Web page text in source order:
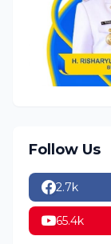
Follow Us
2.7k
65.4k